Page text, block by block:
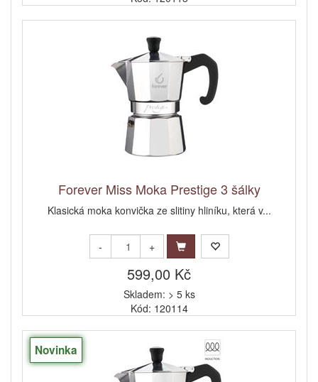
Forever Miss Moka Prestige 3 šálky
Klasická moka konvička ze slitiny hliníku, která v...
- +
599,00 Kč
Skladem: > 5 ks
Kód: 120114
Novinka